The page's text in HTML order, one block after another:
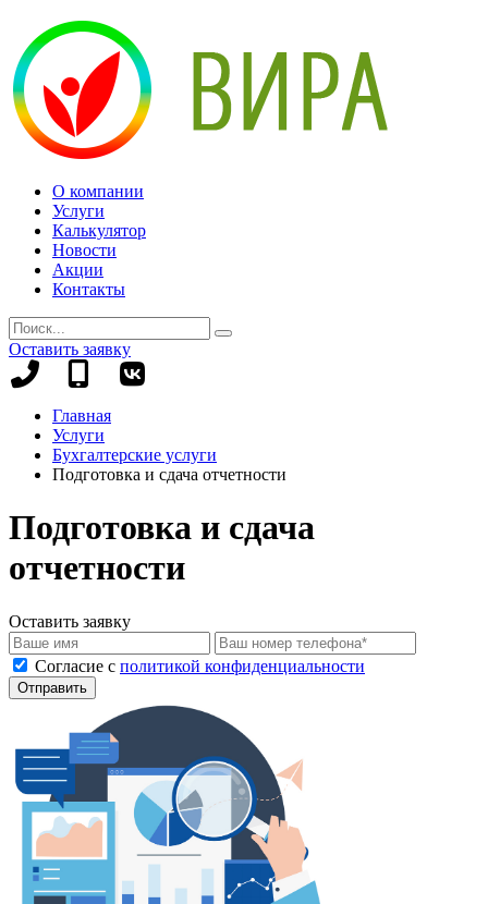
О компании
Услуги
Калькулятор
Новости
Акции
Контакты
Оставить заявку
+7
+7
695-
70-
99
Главная
Услуги
Бухгалтерские услуги
Подготовка и сдача отчетности
Подготовка и сдача
отчетности
Оставить заявку
Cогласие с политикой конфиденциальности
Отправить